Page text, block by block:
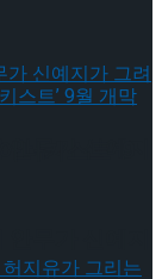
무가 신예지
무가 신예지
나키스트’ 9